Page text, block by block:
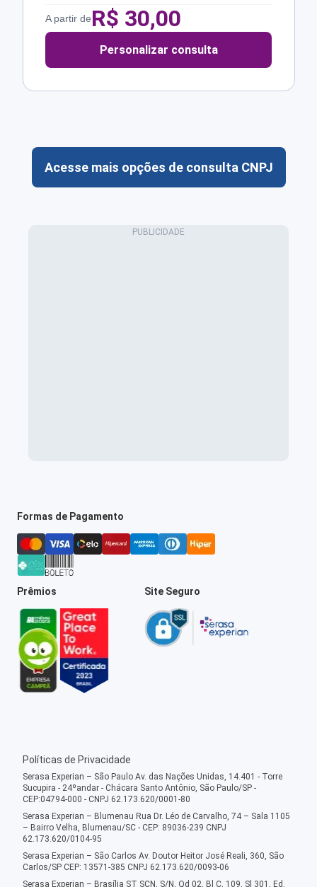
A partir deR$ 30,00
Personalizar consulta
Acesse mais opções de consulta CNPJ
Formas de Pagamento
Prêmios Site Seguro
Políticas de Privacidade
Serasa Experian – São Paulo Av. das Nações Unidas, 14.401 - Torre
Sucupira - 24ºandar - Chácara Santo Antônio, São Paulo/SP -
CEP:04794-000 - CNPJ 62.173.620/0001-80
Serasa Experian – Blumenau Rua Dr. Léo de Carvalho, 74 – Sala 1105
– Bairro Velha, Blumenau/SC - CEP: 89036-239 CNPJ
62.173.620/0104-95
Serasa Experian – São Carlos Av. Doutor Heitor José Reali, 360, São
Carlos/SP CEP: 13571-385 CNPJ 62.173.620/0093-06
Serasa Experian – Brasília ST SCN, S/N, Qd 02, Bl C, 109, Sl 301, Ed.